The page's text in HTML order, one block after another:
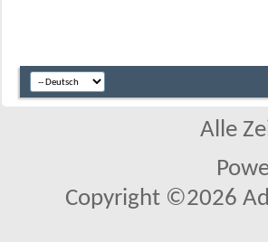
Alle
Copyright ©2026